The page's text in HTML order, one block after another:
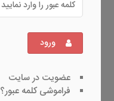
ورود
عضویت در سایت
فراموشی کلمه عبور؟